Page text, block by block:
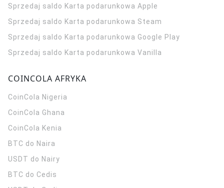
Sprzedaj saldo Karta podarunkowa Apple
Sprzedaj saldo Karta podarunkowa Steam
Sprzedaj saldo Karta podarunkowa Google Play
Sprzedaj saldo Karta podarunkowa Vanilla
COINCOLA AFRYKA
CoinCola Nigeria
CoinCola Ghana
CoinCola Kenia
BTC do Naira
USDT do Nairy
BTC do Cedis